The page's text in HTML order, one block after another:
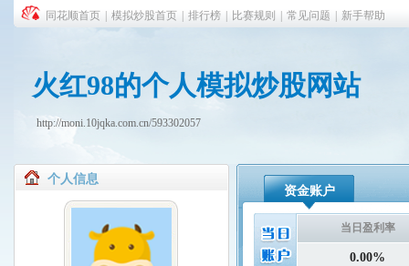
同花顺首页 模拟炒股首页 排行榜 比赛规则 常见问题 新手帮助
火红98的个人模拟炒股网站
http://moni.10jqka.com.cn/593302057
个人信息
资金账户
当日盈利率
0.00%